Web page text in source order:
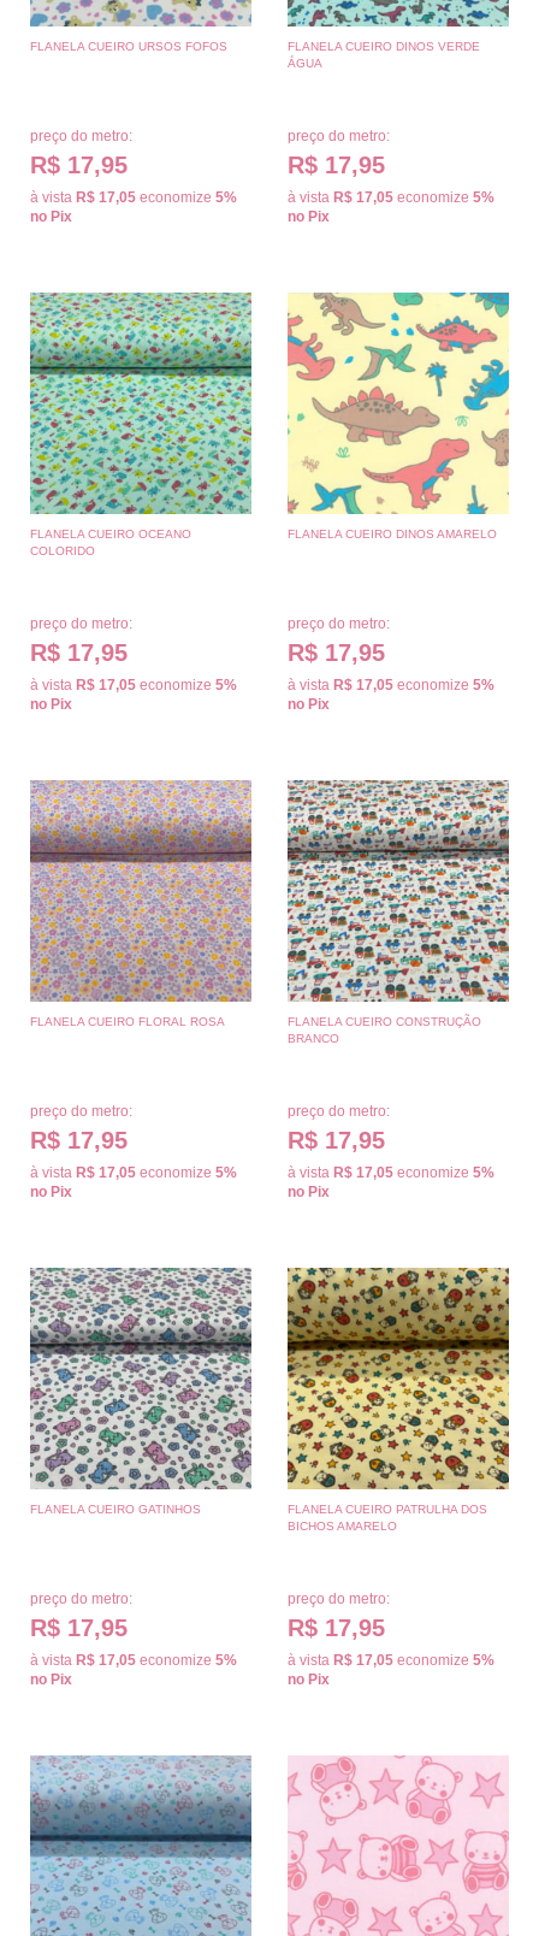
FLANELA CUEIRO URSOS FOFOS
preço do metro:
R$ 17,95
à vista R$ 17,05 economize 5%
no Pix
FLANELA CUEIRO DINOS VERDE
ÁGUA
preço do metro:
R$ 17,95
à vista R$ 17,05 economize 5%
no Pix
FLANELA CUEIRO OCEANO
COLORIDO
preço do metro:
R$ 17,95
à vista R$ 17,05 economize 5%
no Pix
FLANELA CUEIRO DINOS AMARELO
preço do metro:
R$ 17,95
à vista R$ 17,05 economize 5%
no Pix
FLANELA CUEIRO FLORAL ROSA
preço do metro:
R$ 17,95
à vista R$ 17,05 economize 5%
no Pix
FLANELA CUEIRO CONSTRUÇÃO
BRANCO
preço do metro:
R$ 17,95
à vista R$ 17,05 economize 5%
no Pix
FLANELA CUEIRO GATINHOS
preço do metro:
R$ 17,95
à vista R$ 17,05 economize 5%
no Pix
FLANELA CUEIRO PATRULHA DOS
BICHOS AMARELO
preço do metro:
R$ 17,95
à vista R$ 17,05 economize 5%
no Pix